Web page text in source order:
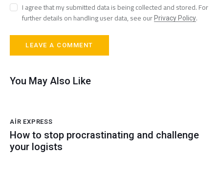
I agree that my submitted data is being collected and stored. For
further details on handling user data, see ourPrivacy Policy.
You May Also Like
AIR EXPRESS
How to stop procrastinating and challenge
your logists